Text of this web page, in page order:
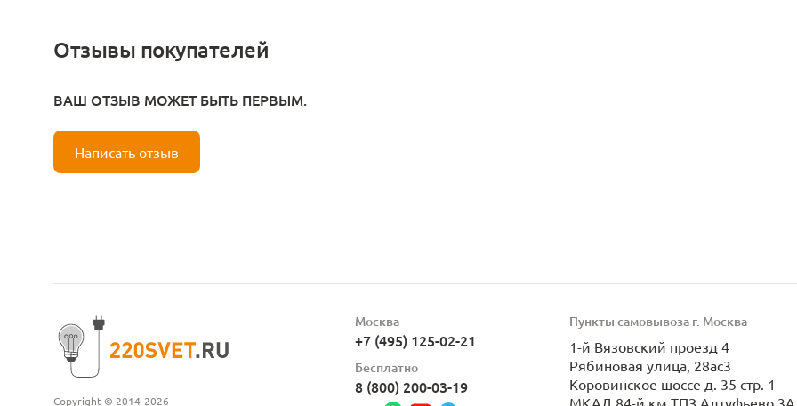
Отзывы покупателей
ВАШ ОТЗЫВ МОЖЕТ БЫТЬ ПЕРВЫМ.
Написать отзыв
Copyright © 2014-2026
Москва
+7 (495) 125-02-21
Бесплатно
8 (800) 200-03-19
Пункты самовывоза г. Москва
1-й Вязовский проезд 4
Рябиновая улица, 28ас3
Коровинское шоссе д. 35 стр. 1
МКАД 84-й км ТПЗ Алтуфьево 3А